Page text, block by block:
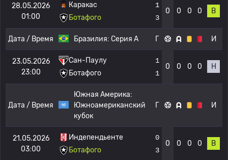
28.05.2026
01:00
Каракас
Ботафого
1
3
0 0 0 0 В
Дата / Время Бразилия: Серия А Г И
23.05.2026
23:00
Сан-Паулу
Ботафого
1
1
0 0 0 0 Н
Дата / Время
Южная Америка:
Южноамериканский
кубок
Г И
21.05.2026
03:00
Индепендьенте
Ботафого
0
3
0 0 0 0 В